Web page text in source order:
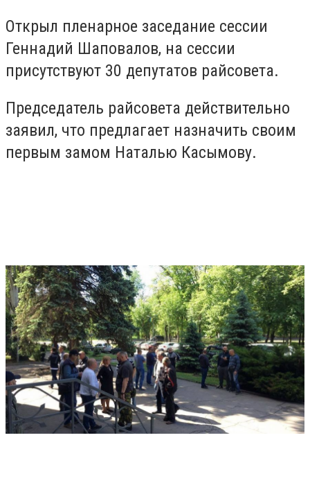
Открыл пленарное заседание сессии
Геннадий Шаповалов, на сессии
присутствуют 30 депутатов райсовета.
Председатель райсовета действительно
заявил, что предлагает назначить своим
первым замом Наталью Касымову.